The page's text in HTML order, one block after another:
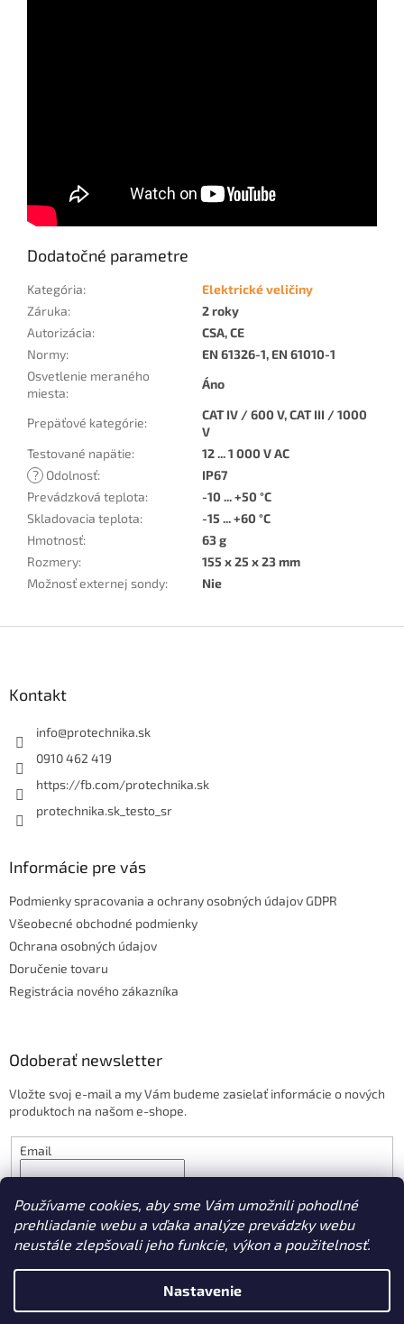
Používame cookies, aby sme Vám umožnili pohodlné
prehliadanie webu a vďaka analýze prevádzky webu
neustále zlepšovali jeho funkcie, výkon a použitelnosť.
Nastavenie
Dodatočné parametre
Kategória:
Elektrické veličiny
Záruka:
2 roky
Autorizácia:
CSA, CE
Normy:
EN 61326-1, EN 61010-1
Osvetlenie meraného
miesta:
Áno
Prepäťové kategórie:
CAT IV / 600 V, CAT III / 1000
V
Testované napätie:
12 ... 1 000 V AC
? Odolnosť:
IP67
Prevádzková teplota:
-10 ... +50 °C
Skladovacia teplota:
-15 ... +60 °C
Hmotnosť:
63 g
Rozmery:
155 x 25 x 23 mm
Možnosť externej sondy: Nie
Kontakt
info@protechnika.sk
0910 462 419
https://fb.com/protechnika.sk
protechnika.sk_testo_sr
Informácie pre vás
Podmienky spracovania a ochrany osobných údajov GDPR
Všeobecné obchodné podmienky
Ochrana osobných údajov
Doručenie tovaru
Registrácia nového zákazníka
Odoberať newsletter
Vložte svoj e-mail a my Vám budeme zasielať informácie o nových
produktoch na našom e-shope.
Email
PRIHLÁSIŤ SA